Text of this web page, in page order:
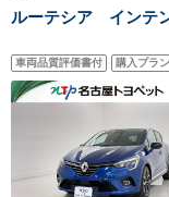
ルーテシア インテ
車両品質評価書付 購入プラ